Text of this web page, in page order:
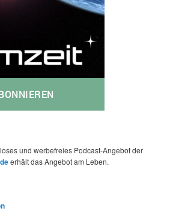
und werbefreies Podcast-Angebot der
erhält das Angebot am Leben.